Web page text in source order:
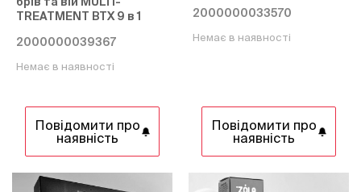
TREATMENT BTX 9 в 1
2000000039367
Немає в наявності
Повідомити про
наявність
2000000033570
Немає в наявності
Повідомити про
наявність